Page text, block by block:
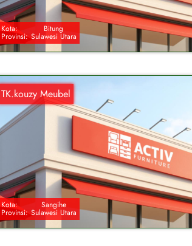
Kota: Bitung
Provinsi: Sulawesi Utara
TK.kouzy Meubel
Kota: Sangihe
Provinsi: Sulawesi Utara